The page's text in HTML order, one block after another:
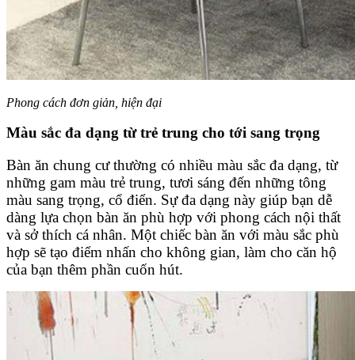
Phong cách đơn giản, hiện đại
Màu sắc đa dạng từ trẻ trung cho tới sang trọng
Bàn ăn chung cư thường có nhiều màu sắc đa dạng, từ
những gam màu trẻ trung, tươi sáng đến những tông
màu sang trọng, cổ điển. Sự đa dạng này giúp bạn dễ
dàng lựa chọn bàn ăn phù hợp với phong cách nội thất
và sở thích cá nhân. Một chiếc bàn ăn với màu sắc phù
hợp sẽ tạo điểm nhấn cho không gian, làm cho căn hộ
của bạn thêm phần cuốn hút.